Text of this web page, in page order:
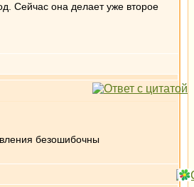
Сейчас она делает уже второе
безошибочны